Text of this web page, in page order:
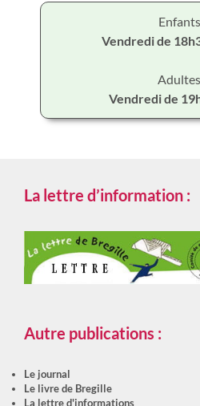
Enfants
Vendredi de
Adultes
Vendredi de
La lettre d’information :
Autre publications :
Le journal
Le livre de Bregille
La lettre d'informations